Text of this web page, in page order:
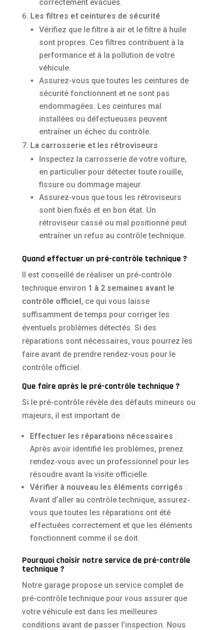
correctement évacués.
Les filtres et ceintures de sécurité
Vérifiez que le filtre à air et le filtre à huile
sont propres. Ces filtres contribuent à la
performance et à la pollution de votre
véhicule.
Assurez-vous que toutes les ceintures de
sécurité fonctionnent et ne sont pas
endommagées. Les ceintures mal
installées ou défectueuses peuvent
entraîner un échec du contrôle.
La carrosserie et les rétroviseurs
Inspectez la carrosserie de votre voiture,
en particulier pour détecter toute rouille,
fissure ou dommage majeur.
Assurez-vous que tous les rétroviseurs
sont bien fixés et en bon état. Un
rétroviseur cassé ou mal positionné peut
entraîner un refus au contrôle technique.
Quand effectuer un pré-contrôle technique ?
Il est conseillé de réaliser un pré-contrôle
technique environ 1 à 2 semaines avant le
contrôle officiel, ce qui vous laisse
suffisamment de temps pour corriger les
éventuels problèmes détectés. Si des
réparations sont nécessaires, vous pourrez les
faire avant de prendre rendez-vous pour le
contrôle officiel.
Que faire après le pré-contrôle technique ?
Si le pré-contrôle révèle des défauts mineurs ou
majeurs, il est important de :
Effectuer les réparations nécessaires :
Après avoir identifié les problèmes, prenez
rendez-vous avec un professionnel pour les
résoudre avant la visite officielle.
Vérifier à nouveau les éléments corrigés :
Avant d’aller au contrôle technique, assurez-
vous que toutes les réparations ont été
effectuées correctement et que les éléments
fonctionnent comme il se doit.
Pourquoi choisir notre service de pré-contrôle
technique ?
Notre garage propose un service complet de
pré-contrôle technique pour vous assurer que
votre véhicule est dans les meilleures
conditions avant de passer l’inspection. Nous